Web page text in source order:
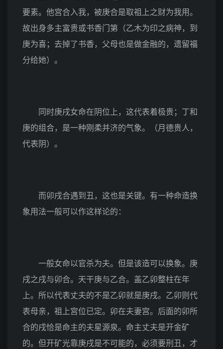
要素。他宫合入我，被庚合是取祖上之财为我用。
故出身多主富贵或书香门第（乙木为印之病神，到
庚为喜；去掉了书香，父母也是做金融的，遗留福
分给她）。
同时庚戌女命在阴位上，这代表着极贵；丁和
庚的组合，是一种刚柔并济的气象。（月德贵人，
代表阴）。
而卯戌合遇到丑，这也是关键。有一种命造换
象用法一般可以作这样论的：
一般女命以官杀为夫。但是该造可以换象。庚
戌之戌与卯合。天干庚与乙合。盖乙卯整柱在年
上。所以代表丈夫的不是乙卯就是庚戌。乙卯则代
表母亲，祖上宫位已定。卯在夫妻宫。后面的卯所
合的戌恰是命主的夫星源泉。命主丈夫是开金矿
的。但开矿光靠庚戌是不可能的，必须要刑丑，才